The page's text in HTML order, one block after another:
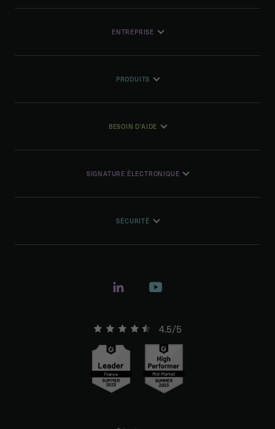
ENTREPRISE
PRODUITS
BESOIN D'AIDE
SIGNATURE ÉLECTRONIQUE
SÉCURITÉ
4.5/5